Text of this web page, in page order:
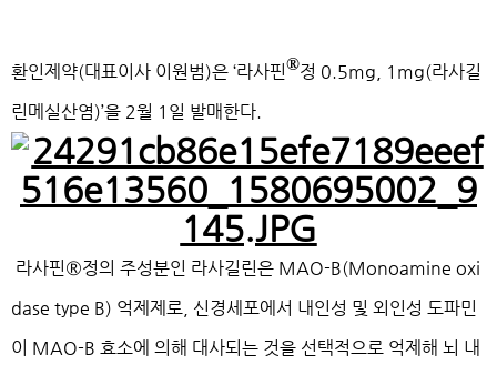
환인제약(대표이사 이원범)은 ‘라사핀®정 0.5mg, 1mg(라사길
린메실산염)’을 2월 1일 발매한다.
라사핀®정의 주성분인 라사길린은 MAO-B(Monoamine oxi
dase type B) 억제제로, 신경세포에서 내인성 및 외인성 도파민
이 MAO-B 효소에 의해 대사되는 것을 선택적으로 억제해 뇌 내